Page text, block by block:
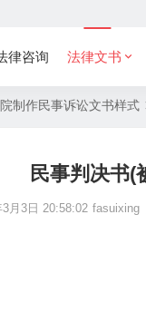
律咨询 法律文书
制作民事诉讼文书样式
民事判决书(
3月3日 20:58:02 fasuixing